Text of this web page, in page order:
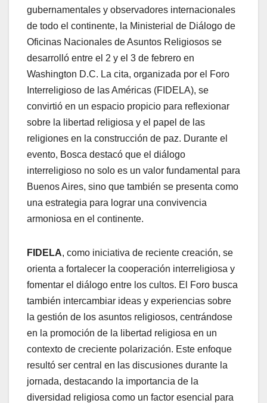
gubernamentales y observadores internacionales
de todo el continente, la Ministerial de Diálogo de
Oficinas Nacionales de Asuntos Religiosos se
desarrolló entre el 2 y el 3 de febrero en
Washington D.C. La cita, organizada por el Foro
Interreligioso de las Américas (FIDELA), se
convirtió en un espacio propicio para reflexionar
sobre la libertad religiosa y el papel de las
religiones en la construcción de paz. Durante el
evento, Bosca destacó que el diálogo
interreligioso no solo es un valor fundamental para
Buenos Aires, sino que también se presenta como
una estrategia para lograr una convivencia
armoniosa en el continente.
FIDELA, como iniciativa de reciente creación, se
orienta a fortalecer la cooperación interreligiosa y
fomentar el diálogo entre los cultos. El Foro busca
también intercambiar ideas y experiencias sobre
la gestión de los asuntos religiosos, centrándose
en la promoción de la libertad religiosa en un
contexto de creciente polarización. Este enfoque
resultó ser central en las discusiones durante la
jornada, destacando la importancia de la
diversidad religiosa como un factor esencial para